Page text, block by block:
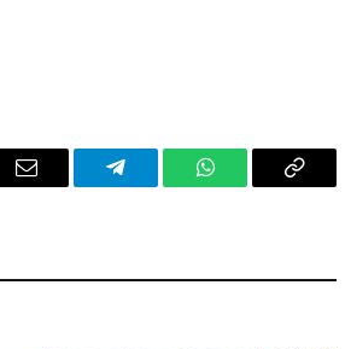
Email Telegram WhatsAppCopy